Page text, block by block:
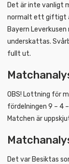
Det är inte vanligt
normalt ett giftigt
Bayern
underskattas.
fullt ut.
OBS! Lottning för
fördelningen 9 – 4
Matchen är
Det var Besiktas